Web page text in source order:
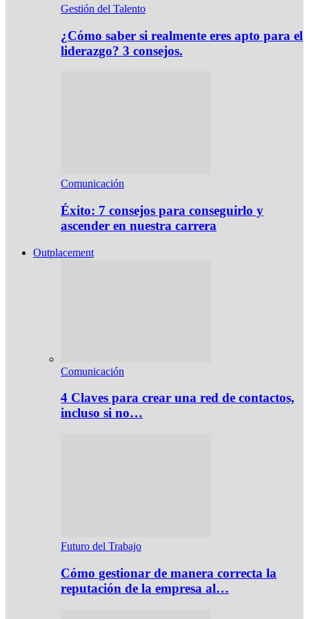
Gestión del Talento
¿Cómo saber si realmente eres apto para el
liderazgo? 3 consejos.
Comunicación
Éxito: 7 consejos para conseguirlo y
ascender en nuestra carrera
Outplacement
Comunicación
4 Claves para crear una red de contactos,
incluso si no…
Futuro del Trabajo
Cómo gestionar de manera correcta la
reputación de la empresa al…